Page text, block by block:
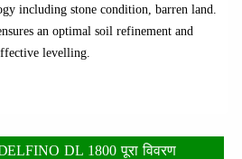
including stone condition, barren land.
an optimal soil refinement and
levelling.
DELFINO DL 1800 पूरा विवरण